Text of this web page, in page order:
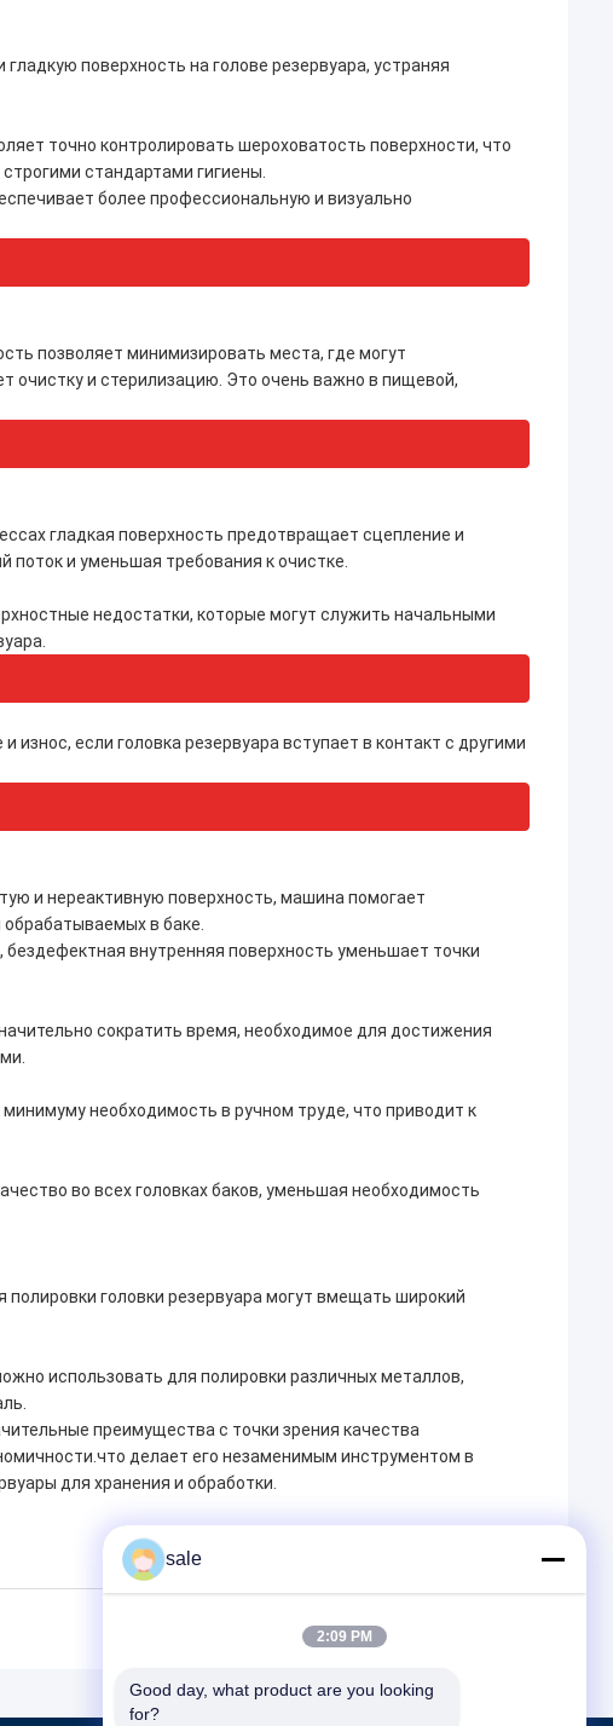
поверхность на голове резервуара, устраняя
точно контролировать шероховатость поверхности, что
стандартами гигиены.
более профессиональную и визуально
позволяет минимизировать места, где могут
очистку и стерилизацию. Это очень важно в пищевой,
гладкая поверхность предотвращает сцепление и
и уменьшая требования к очистке.
недостатки, которые могут служить начальными
износ, если головка резервуара вступает в контакт с другими
и нереактивную поверхность, машина помогает
в баке.
бездефектная внутренняя поверхность уменьшает точки
сократить время, необходимое для достижения
необходимость в ручном труде, что приводит к
во всех головках баков, уменьшая необходимость
головки резервуара могут вмещать широкий
использовать для полировки различных металлов,
преимущества с точки зрения качества
делает его незаменимым инструментом в
для хранения и обработки.
sale
2:09 PM
Good day, what product are you looking
for?